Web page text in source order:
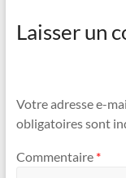
Laisser un
Votre adresse e-
obligatoires sont
Commentaire *